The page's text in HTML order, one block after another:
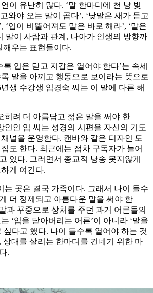
이 유난히 많다. ‘말 한마디에 천 냥 빚
와야 오는 말이 곱다’, ‘낮말은 새가 듣고
‘입이 비뚤어져도 말은 바로 해라’, ‘말은
말이 사람과 관계, 나아가 인생의 방향까
깨우는 표현들이다.
록 입은 닫고 지갑은 열어야 한다’는 속세
말을 아끼고 행동으로 보이라는 뜻으로
생 수강생 임경숙 씨는 이 말에 다른 해
히려 더 아름답고 젊은 말을 써야 한
인인 임 씨는 성경의 시편을 자신의 기도
널을 운영한다. 캔바와 같은 디자인 도
도 한다. 최근에는 점차 구독자가 늘어
있다. 그러면서 종교적 낭송 못지않게
게 여긴다.
는 곳은 결국 가족이다. 그래서 나이 들수
더 정제되고 아름다운 말을 써야 한
과 꾸중으로 상처를 주던 과거 어른들의
‘입을 닫아버리는 어른’이 아니라 ‘말을
싶다고 했다. 나이 들수록 열어야 하는 것
상대를 살리는 한마디를 건네기 위한 마
.